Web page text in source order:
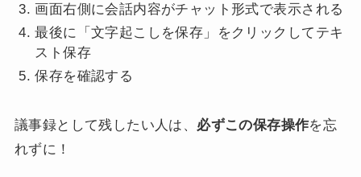
画面右側に会話内容がチャット形式で表示される
最後に「文字起こしを保存」をクリックしてテキ
スト保存
保存を確認する
議事録として残したい人は、 必ずこの保存操作を忘
れずに！